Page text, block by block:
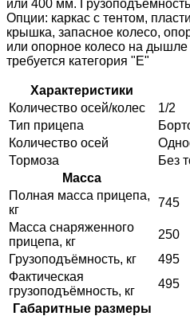
или 400 мм. Грузоподъёмность
Опции: каркас с тентом,
крышка, запасное колесо,
или опорное колесо на
требуется категория "Е"
Характеристики
Количество осей/колес
1/2
Тип прицепа
Количество осей
Тормоза
Без
Масса
Полная масса прицепа,
кг
745
Масса снаряженного
прицепа, кг
250
Грузоподъёмность, кг
495
Фактическая
грузоподъёмность, кг
495
Габаритные размеры